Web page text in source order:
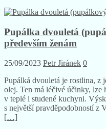
Pupálka dvouletá
především ženám
25/09/2023 Petr Jiránek 0
Pupálká dvouletá je rostlina, z
olej. Ten má léčivé účinky, lze
v teplé i studené kuchyni.
s největší pravděpodobností z
[…]